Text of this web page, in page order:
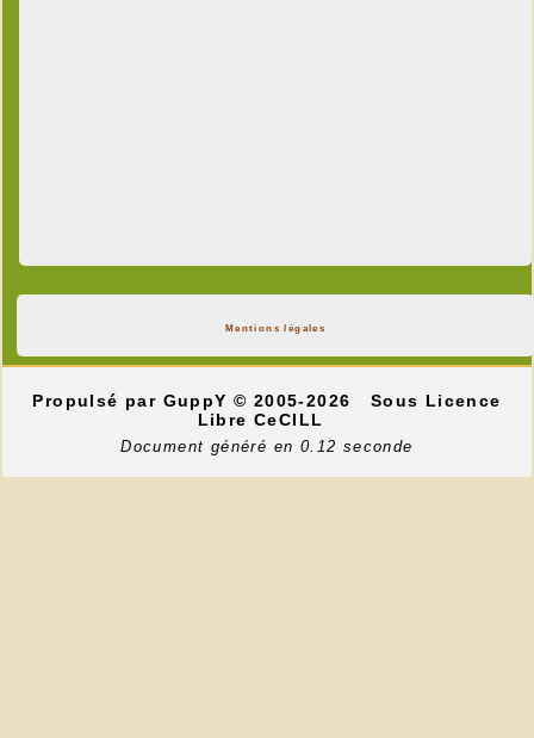
Mentions légales
Propulsé par GuppY© 2005-2026
Sous Licence
Libre CeCILL
Document généré en 0.12 seconde